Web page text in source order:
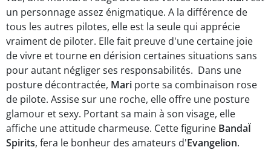
un personnage assez énigmatique. A la différence de
tous les autres pilotes, elle est la seule qui apprécie
vraiment de piloter. Elle fait preuve d'une certaine joie
de vivre et tourne en dérision certaines situations sans
pour autant négliger ses responsabilités. Dans une
posture décontractée, Mari porte sa combinaison rose
de pilote. Assise sur une roche, elle offre une posture
glamour et sexy. Portant sa main à son visage, elle
affiche une attitude charmeuse. Cette figurine BandaÏ
Spirits, fera le bonheur des amateurs d'Evangelion.